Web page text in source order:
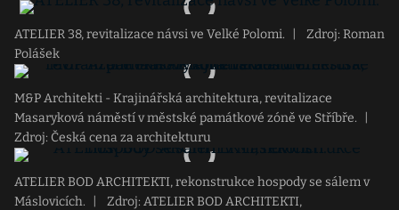
ATELIER 38, revitalizace návsi ve Velké Polomi.
Zdroj: Roman
Polášek
M&P Architekti - Krajinářská architektura, revitalizace
Masaryková náměstí v městské památkové zóně ve Stříbře.
Zdroj: Česká cena za architekturu
ATELIER BOD ARCHITEKTI, rekonstrukce hospody se sálem v
Máslovicích.
Zdroj: ATELIER BOD ARCHITEKTI,